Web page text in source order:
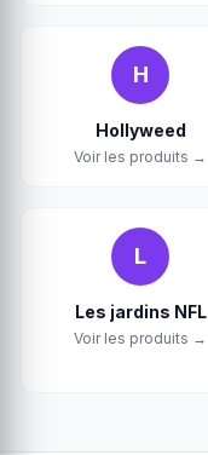
H
Hollyweed
Voir les produits →
L
Les jardins NFL
Voir les produits →